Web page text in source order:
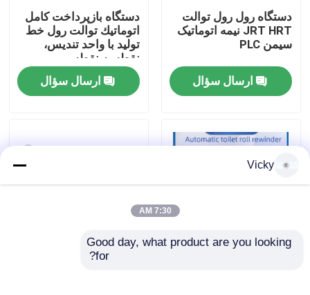
تور کارخانه
کنترل کیفیت
VR
دستگاه رول رول توالت
JRT HRT نیمه اتوماتیک
سیمن PLC
ارسال سؤال
دستگاه بازپرداخت کامل
اتوماتيك توالت رول خط
توليد با واحد تنديس،
نقطه به نقطه
ارسال سؤال
خط تولید کاغذ توالت با
Vicky
7:30 AM
Good day, what product are you looking
for?